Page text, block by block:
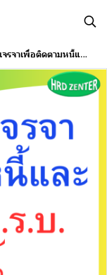
ามหนี้และกฎหมาย พ.ร.บ.ทวงหนี้